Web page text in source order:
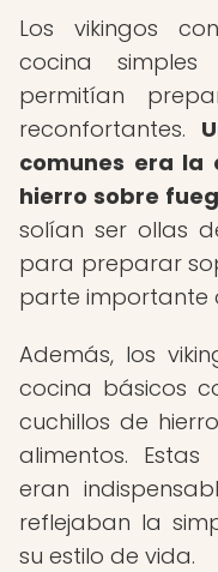
Los vikingos
cocina
permitían
reconfortantes.
comunes era la
hierro sobre
solían ser ollas
para preparar
parte importante
Además, los
cocina básicos
cuchillos de
alimentos. Estas
eran
reflejaban la
su estilo de vida.